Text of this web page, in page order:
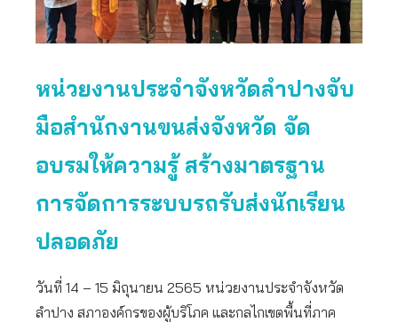
หน่วยงานประจำจังหวัดลำปางจับ
มือสำนักงานขนส่งจังหวัด จัด
อบรมให้ความรู้ สร้างมาตรฐาน
การจัดการระบบรถรับส่งนักเรียน
ปลอดภัย
วันที่ 14 – 15 มิถุนายน 2565 หน่วยงานประจำจังหวัด
ลำปาง สภาองค์กรของผู้บริโภค และกลไกเขตพื้นที่ภาค